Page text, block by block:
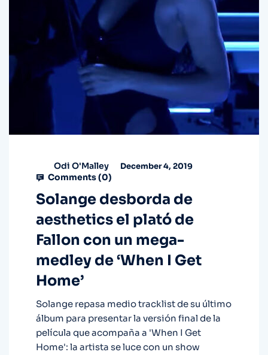
Odi O'Malley December 4, 2019
Comments (0)
Solange desborda de
aesthetics el plató de
Fallon con un mega-
medley de ‘When I Get
Home’
Solange repasa medio tracklist de su último
álbum para presentar la versión final de la
película que acompaña a 'When I Get
Home': la artista se luce con un show